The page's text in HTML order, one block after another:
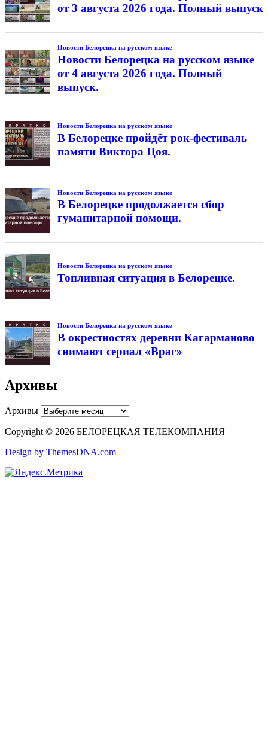
от 3 августа 2026 года. Полный выпуск
Новости Белорецка на русском языке
Новости Белорецка на русском языке
от 4 августа 2026 года. Полный
выпуск.
Новости Белорецка на русском языке
В Белорецке пройдёт рок-фестиваль
памяти Виктора Цоя.
Новости Белорецка на русском языке
В Белорецке продолжается сбор
гуманитарной помощи.
Новости Белорецка на русском языке
Топливная ситуация в Белорецке.
Новости Белорецка на русском языке
В окрестностях деревни Кагарманово
снимают сериал «Враг»
Архивы
Архивы
Copyright © 2026 БЕЛОРЕЦКАЯ ТЕЛЕКОМПАНИЯ
Design by ThemesDNA.com